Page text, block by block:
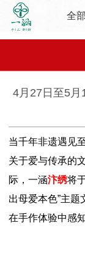
全
4月27日至5月
当千年非遗遇见
关于爱与传承的
际，一涵汴绣将
出母爱本色”主
在手作体验中感